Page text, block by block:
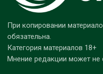
При копировании
обязательна.
Категория материалов 18+
Мнение редакции может не